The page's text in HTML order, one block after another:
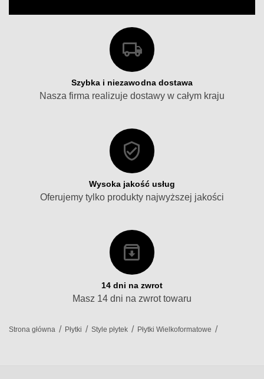
Szybka i niezawodna dostawa
Nasza firma realizuje dostawy w całym kraju
Wysoka jakość usług
Oferujemy tylko produkty najwyższej jakości
14 dni na zwrot
Masz 14 dni na zwrot towaru
Strona główna / Płytki / Style płytek / Płytki Wielkoformatowe /